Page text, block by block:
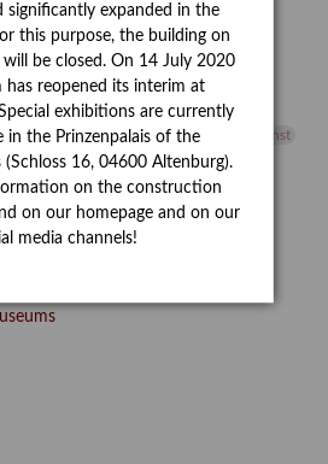
Peter Schnürpel Phelloplastik
Pohlhof
Rudi Lesser Ruth Wolf-Rehfeld
Skulptur
Sonderausstellung
Bildende Kunst
studioDIGITAL
Vermittlung Video
Videokunst
Weihnachten Werefkin
Wissenschaft
Wolf and Dog
– Kunstdetektivinnen im
significantly expanded in the
this purpose, the building on
will be closed. On 14 July 2020
has reopened its interim at
Special exhibitions are currently
in the Prinzenpalais of the
(Schloss 16, 04600 Altenburg).
on the construction
on our homepage and on our
media channels!